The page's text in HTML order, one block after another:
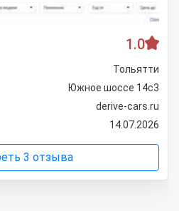
1.0
Тольятти
Южное шоссе 14с3
derive-cars.ru
14.07.2026
3 отзыва